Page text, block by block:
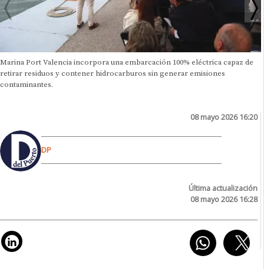
Marina Port Valencia incorpora una embarcación 100% eléctrica capaz de
retirar residuos y contener hidrocarburos sin generar emisiones
contaminantes.
08 mayo 2026 16:20
DP
Última actualización
08 mayo 2026 16:28